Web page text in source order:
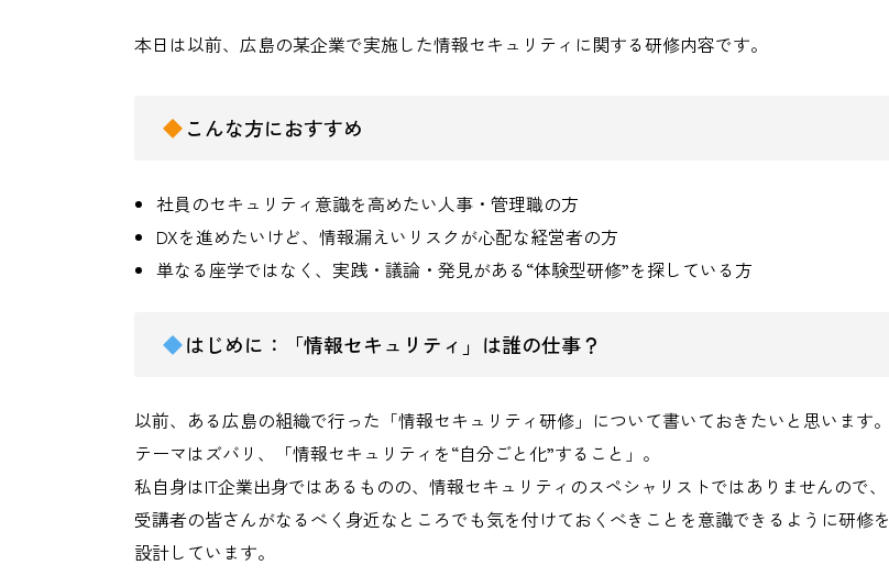
本日は以前、広島の某企業で実施した情報セキュリティに関する研修内容です。
こんな方におすすめ
社員のセキュリティ意識を高めたい人事・管理職の方
DXを進めたいけど、情報漏えいリスクが心配な経営者の方
単なる座学ではなく、実践・議論・発見がある“体験型研修”を探している方
はじめに：「情報セキュリティ」は誰の仕事？
以前、ある広島の組織で行った「情報セキュリティ研修」について書いておきたいと思います。
テーマはズバリ、「情報セキュリティを“自分ごと化”すること」。
私自身はIT企業出身ではあるものの、情報セキュリティのスペシャリストではありませんので、
受講者の皆さんがなるべく身近なところでも気を付けておくべきことを意識できるように研修を
設計しています。